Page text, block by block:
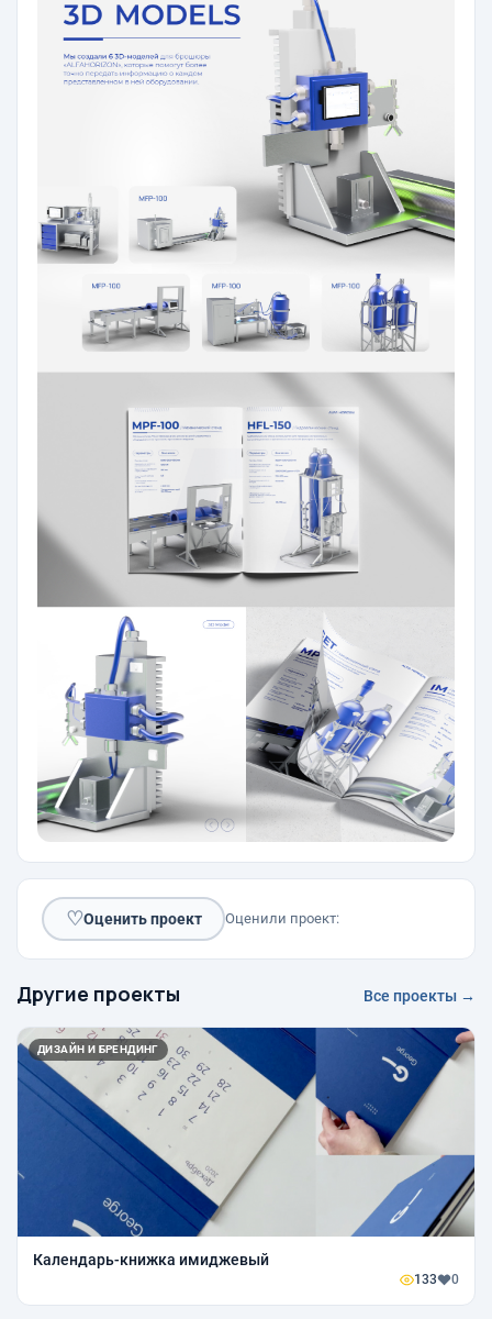
♡Оценить проект Оценили проект:
Другие проекты Все проекты →
ДИЗАЙН И БРЕНДИНГ
Календарь-книжка имиджевый
133 0